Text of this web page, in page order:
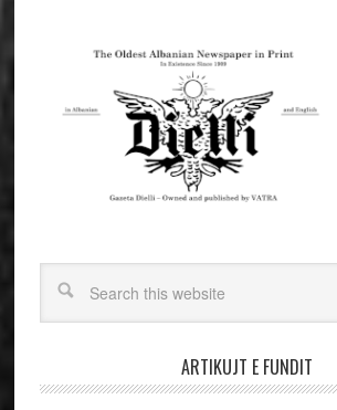
ARTIKUJT E FUNDIT